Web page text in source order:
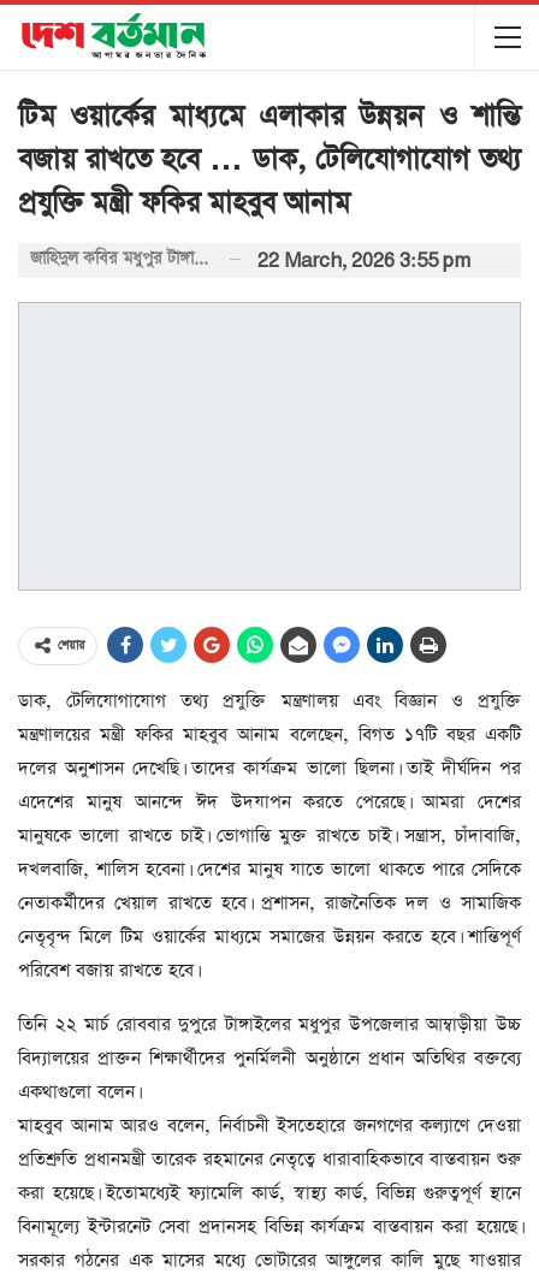
টিম ওয়ার্কের মাধ্যমে এলাকার উন্নয়ন ও শান্তি
বজায় রাখতে হবে … ডাক, টেলিযোগাযোগ তথ্য
প্রযুক্তি মন্ত্রী ফকির মাহবুব আনাম
জাহিদুল কবির মধুপুর টাঙ্গাইল প্রতিনিধি 22 March, 2026 3:55 pm
শেয়ার
ডাক, টেলিযোগাযোগ তথ্য প্রযুক্তি মন্ত্রণালয় এবং বিজ্ঞান ও প্রযুক্তি
মন্ত্রণালয়ের মন্ত্রী ফকির মাহবুব আনাম বলেছেন, বিগত ১৭টি বছর একটি
দলের অনুশাসন দেখেছি। তাদের কার্যক্রম ভালো ছিলনা। তাই দীর্ঘদিন পর
এদেশের মানুষ আনন্দে ঈদ উদযাপন করতে পেরেছে। আমরা দেশের
মানুষকে ভালো রাখতে চাই। ভোগান্তি মুক্ত রাখতে চাই। সন্ত্রাস, চাঁদাবাজি,
দখলবাজি, শালিস হবেনা। দেশের মানুষ যাতে ভালো থাকতে পারে সেদিকে
নেতাকর্মীদের খেয়াল রাখতে হবে। প্রশাসন, রাজনৈতিক দল ও সামাজিক
নেতৃবৃন্দ মিলে টিম ওয়ার্কের মাধ্যমে সমাজের উন্নয়ন করতে হবে। শান্তিপূর্ণ
পরিবেশ বজায় রাখতে হবে।
তিনি ২২ মার্চ রোববার দুপুরে টাঙ্গাইলের মধুপুর উপজেলার আম্বাড়ীয়া উচ্চ
বিদ্যালয়ের প্রাক্তন শিক্ষার্থীদের পুনর্মিলনী অনুষ্ঠানে প্রধান অতিথির বক্তব্যে
একথাগুলো বলেন।
মাহবুব আনাম আরও বলেন, নির্বাচনী ইসতেহারে জনগণের কল্যাণে দেওয়া
প্রতিশ্রুতি প্রধানমন্ত্রী তারেক রহমানের নেতৃত্বে ধারাবাহিকভাবে বাস্তবায়ন শুরু
করা হয়েছে। ইতোমধ্যেই ফ্যামেলি কার্ড, স্বাস্থ্য কার্ড, বিভিন্ন গুরুত্বপূর্ণ স্থানে
বিনামূল্যে ইন্টারনেট সেবা প্রদানসহ বিভিন্ন কার্যক্রম বাস্তবায়ন করা হয়েছে।
সরকার গঠনের এক মাসের মধ্যে ভোটারের আঙ্গুলের কালি মুছে যাওয়ার